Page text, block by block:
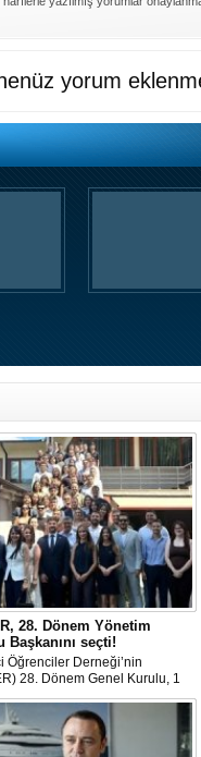
yorum
28. Dönem Yönetim
Başkanını seçti!
Öğrenciler Derneği’nin
28. Dönem Genel Kurulu, 1
Cumartesi günü Türkiye Gemi
Birliği (GİSBİR) ev
gerçekleştirildi.